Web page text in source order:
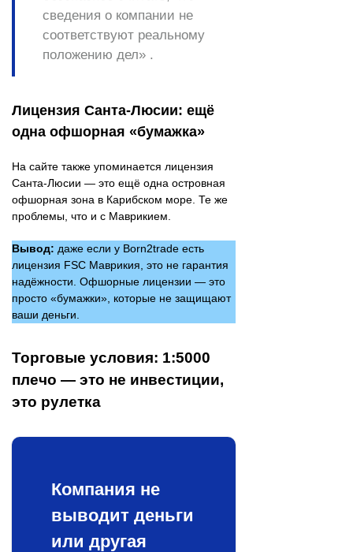
сведения о компании не
соответствуют реальному
положению дел» .
Лицензия Санта-Люсии: ещё
одна офшорная «бумажка»
На сайте также упоминается лицензия
Санта-Люсии — это ещё одна островная
офшорная зона в Карибском море. Те же
проблемы, что и с Маврикием.
Вывод: даже если у Born2trade есть
лицензия FSC Маврикия, это не гарантия
надёжности. Офшорные лицензии — это
просто «бумажки», которые не защищают
ваши деньги.
Торговые условия: 1:5000
плечо — это не инвестиции,
это рулетка
Компания не
выводит деньги
или другая